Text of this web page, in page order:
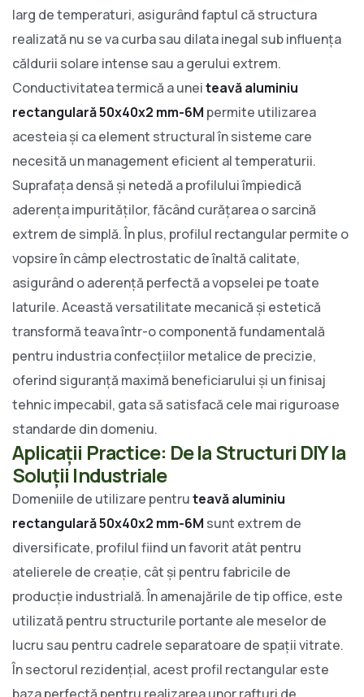
larg de temperaturi, asigurând faptul că structura
realizată nu se va curba sau dilata inegal sub influența
căldurii solare intense sau a gerului extrem.
Conductivitatea termică a uneiteavă aluminiu
rectangulară 50x40x2 mm-6M permite utilizarea
acesteia și ca element structural în sisteme care
necesită un management eficient al temperaturii.
Suprafața densă și netedă a profilului împiedică
aderența impurităților, făcând curățarea o sarcină
extrem de simplă. În plus, profilul rectangular permite o
vopsire în câmp electrostatic de înaltă calitate,
asigurând o aderență perfectă a vopselei pe toate
laturile. Această versatilitate mecanică și estetică
transformă teava într-o componentă fundamentală
pentru industria confecțiilor metalice de precizie,
oferind siguranță maximă beneficiarului și un finisaj
tehnic impecabil, gata să satisfacă cele mai riguroase
standarde din domeniu.
Aplicații Practice: De la Structuri DIY la
Soluții Industriale
Domeniile de utilizare pentruteavă aluminiu
rectangulară 50x40x2 mm-6M sunt extrem de
diversificate, profilul fiind un favorit atât pentru
atelierele de creație, cât și pentru fabricile de
producție industrială. În amenajările de tip office, este
utilizată pentru structurile portante ale meselor de
lucru sau pentru cadrele separatoare de spații vitrate.
În sectorul rezidențial, acest profil rectangular este